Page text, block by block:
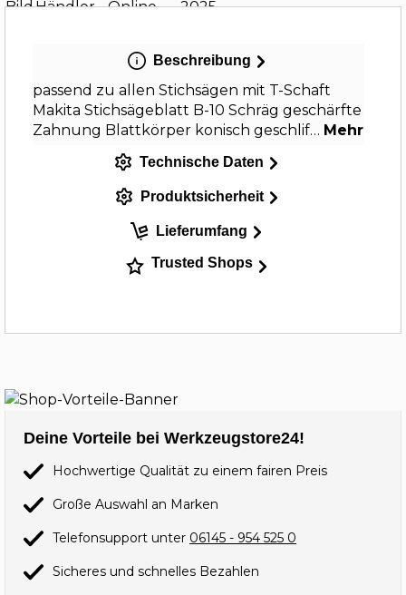
Beschreibung
passend zu allen Stichsägen mit T-Schaft
Makita Stichsägeblatt B-10 Schräg geschärfte
Zahnung Blattkörper konisch geschlif… Mehr
Technische Daten
Produktsicherheit
Lieferumfang
Trusted Shops
Deine Vorteile bei Werkzeugstore24!
Hochwertige Qualität zu einem fairen Preis
Große Auswahl an Marken
Telefonsupport unter 06145 - 954 525 0
Sicheres und schnelles Bezahlen